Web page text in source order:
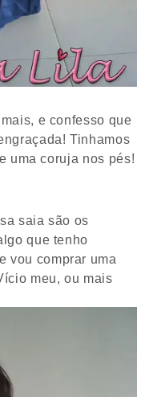
e confesso que
Tinhamos
uma coruja nos pés!
saia são os
que tenho
vou comprar uma
meu, ou mais